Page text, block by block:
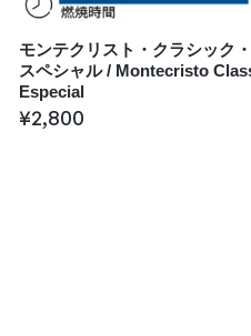
モンテクリスト・クラシック
スペシャル / Montecristo
Especial
¥2,800